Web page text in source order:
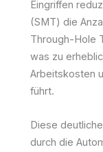
Eingriffen
(SMT) die
Through-Hole
was zu
Arbeitskosten
führt.
Diese
durch die